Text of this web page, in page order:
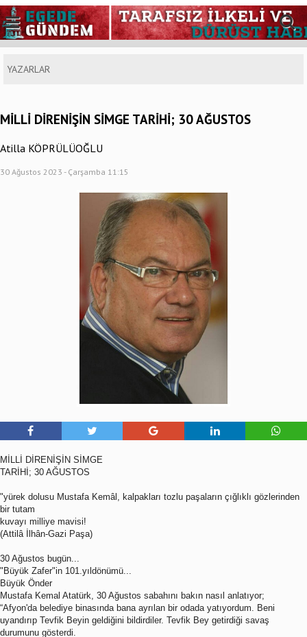
YAZARLAR
MİLLİ DİRENİŞİN SİMGE TARİHİ; 30 AĞUSTOS
Atilla KÖPRÜLÜOĞLU
30 Ağustos 2023 - Çarşamba 11:15
MİLLİ DİRENİŞİN SİMGE
TARİHİ; 30 AĞUSTOS
"yürek dolusu Mustafa Kemâl, kalpakları tozlu paşaların çığlıklı gözlerinden
bir tutam
kuvayı milliye mavisi!
(Attilâ İlhân-Gazi Paşa)
30 Ağustos bugün...
"Büyük Zafer"in 101.yıldönümü...
Büyük Önder
Mustafa Kemal Atatürk, 30 Ağustos sabahını bakın nasıl anlatıyor;
“Afyon'da belediye binasında bana ayrılan bir odada yatıyordum. Beni
uyandırıp Tevfik Beyin geldiğini bildirdiler. Tevfik Bey getirdiği savaş
durumunu gösterdi.